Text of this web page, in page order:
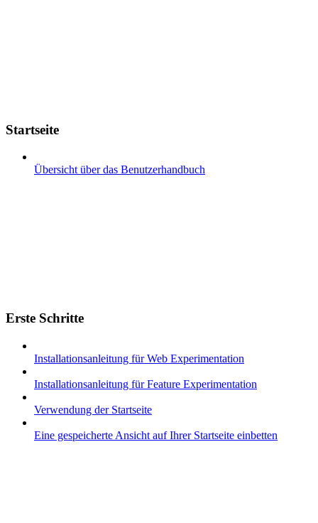
Startseite
Übersicht über das Benutzerhandbuch
Erste Schritte
Installationsanleitung für Web Experimentation
Installationsanleitung für Feature Experimentation
Verwendung der Startseite
Eine gespeicherte Ansicht auf Ihrer Startseite einbetten